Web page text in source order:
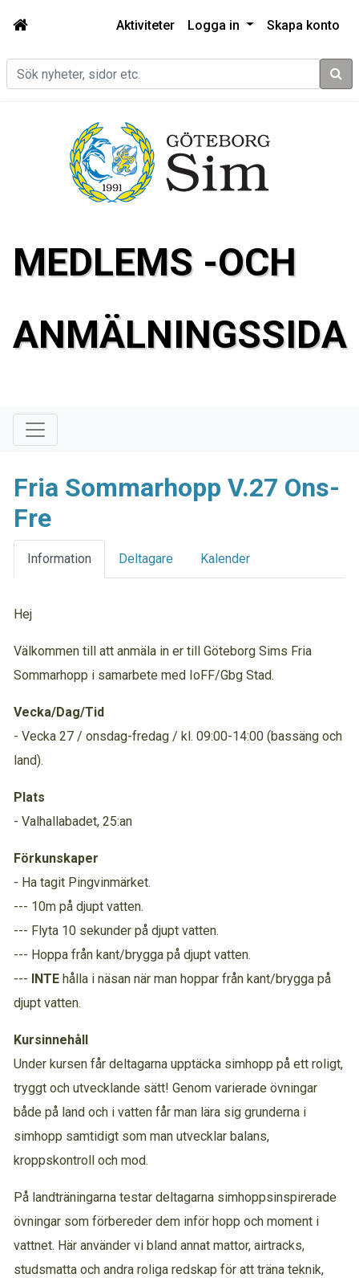
Aktiviteter Logga in Skapa konto
Sök
MEDLEMS -OCH
ANMÄLNINGSSIDA
Fria Sommarhopp V.27 Ons-
Fre
Information Deltagare Kalender
Hej
Välkommen till att anmäla in er till Göteborg Sims Fria
Sommarhopp i samarbete med IoFF/Gbg Stad.
Vecka/Dag/Tid
- Vecka 27 / onsdag-fredag / kl. 09:00-14:00 (bassäng och
land).
Plats
- Valhallabadet, 25:an
Förkunskaper
- Ha tagit Pingvinmärket.
--- 10m på djupt vatten.
--- Flyta 10 sekunder på djupt vatten.
--- Hoppa från kant/brygga på djupt vatten.
--- INTE hålla i näsan när man hoppar från kant/brygga på
djupt vatten.
Kursinnehåll
Under kursen får deltagarna upptäcka simhopp på ett roligt,
tryggt och utvecklande sätt! Genom varierade övningar
både på land och i vatten får man lära sig grunderna i
simhopp samtidigt som man utvecklar balans,
kroppskontroll och mod.
På landträningarna testar deltagarna simhoppsinspirerade
övningar som förbereder dem inför hopp och moment i
vattnet. Här använder vi bland annat mattor, airtracks,
studsmatta och andra roliga redskap för att träna teknik,